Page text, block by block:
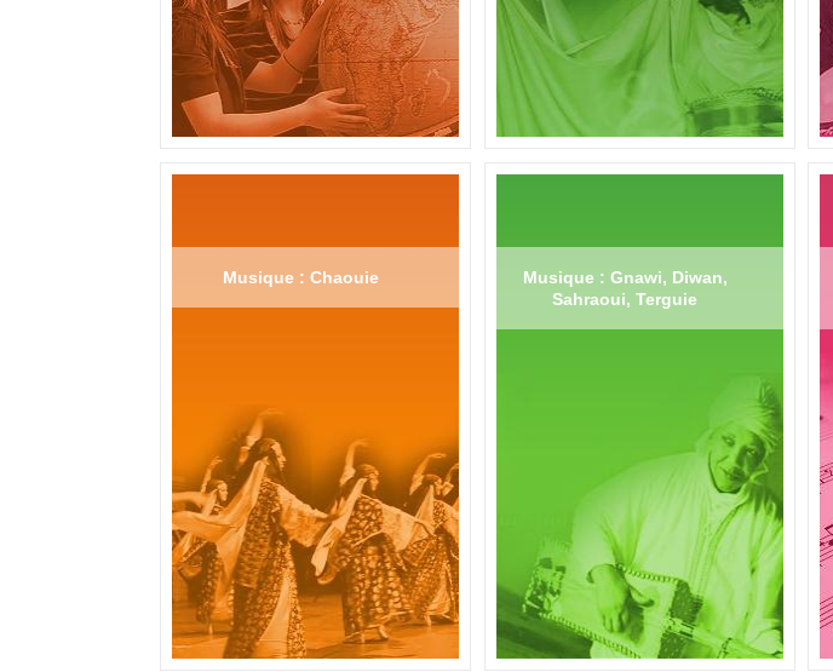
Musique : Chaouie
Musique : Gnawi, Diwan,
Sahraoui, Terguie